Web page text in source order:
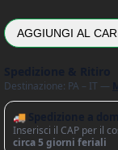
AGGIUNGI AL
Destinazione: PA – IT —
🚚 Spedizione a
Inserisci il CAP per il
circa 5 giorni feriali